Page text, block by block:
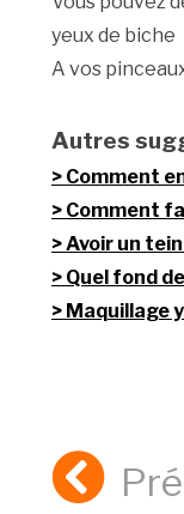
yeux de biche
A vos
Autres
Comment
Comment
Avoir un
Quel fond
Maquillage